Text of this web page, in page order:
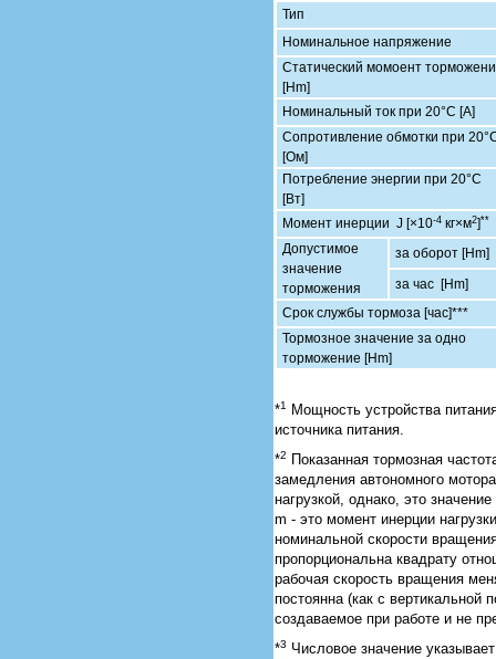
Тип
Номинальное напряжение
Статический момоент
[Hm]
Номинальный ток при 20°С [А]
Сопротивление обмотки при
[Ом]
Потребление энергии при 20°С
[Вт]
Момент инерции J [×10-4 кг×м2]**
Допустимое
значение
торможения
за оборот [Hm]
за час [Hm]
Срок службы тормоза [час]***
Тормозное значение за одно
торможение [Hm]
*1
Мощность устройства
источника питания.
*2
Показанная тормозная
замедления автономного
нагрузкой, однако, это
m - это момент инерции
номинальной скорости
пропорциональна квадрату
рабочая скорость вращения
постоянна (как с вертикальной
создаваемое при работе и не
*3 Числовое значение